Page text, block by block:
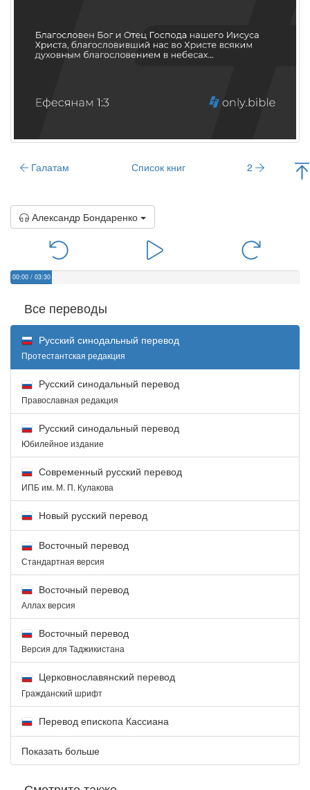
Галатам Список книг 2
Александр Бондаренко
00:00 / 03:30
Все переводы
Русский синодальный перевод
Протестантская редакция
Русский синодальный перевод
Православная редакция
Русский синодальный перевод
Юбилейное издание
Современный русский перевод
ИПБ им. М. П. Кулакова
Новый русский перевод
Восточный перевод
Стандартная версия
Восточный перевод
Аллах версия
Восточный перевод
Версия для Таджикистана
Церковнославянский перевод
Гражданский шрифт
Перевод епископа Кассиана
Показать больше